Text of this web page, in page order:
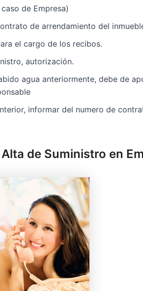
de Empresa)
de arrendamiento del
el cargo de los recibos.
autorización.
agua anteriormente, debe de
informar del numero de
de Suministro en